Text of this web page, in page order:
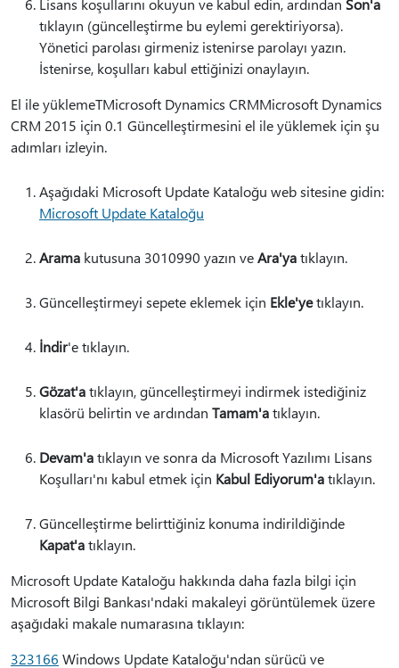
Lisans koşullarını okuyun ve kabul edin, ardından Son'a
tıklayın (güncelleştirme bu eylemi gerektiriyorsa).
Yönetici parolası girmeniz istenirse parolayı yazın.
İstenirse, koşulları kabul ettiğinizi onaylayın.
El ile yüklemeTMicrosoft Dynamics CRMMicrosoft Dynamics
CRM 2015 için 0.1 Güncelleştirmesini el ile yüklemek için şu
adımları izleyin.
Aşağıdaki Microsoft Update Kataloğu web sitesine gidin:
Microsoft Update Kataloğu
Arama kutusuna 3010990 yazın veAra'yatıklayın.
Güncelleştirmeyi sepete eklemek için Ekle'yetıklayın.
İndir'e tıklayın.
Gözat'atıklayın, güncelleştirmeyi indirmek istediğiniz
klasörü belirtin ve ardından Tamam'atıklayın.
Devam'atıklayın ve sonra da Microsoft Yazılımı Lisans
Koşulları'nı kabul etmek için Kabul Ediyorum'atıklayın.
Güncelleştirme belirttiğiniz konuma indirildiğinde
Kapat'atıklayın.
Microsoft Update Kataloğu hakkında daha fazla bilgi için
Microsoft Bilgi Bankası'ndaki makaleyi görüntülemek üzere
aşağıdaki makale numarasına tıklayın:
323166 Windows Update Kataloğu'ndan sürücü ve